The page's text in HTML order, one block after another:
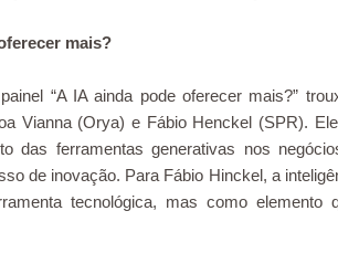
mais?
“A IA ainda pode oferecer mais?”
Vianna (Orya) e Fábio Henckel (SPR).
das ferramentas generativas nos
de inovação. Para Fábio Hinckel, a
tecnológica, mas como elemento